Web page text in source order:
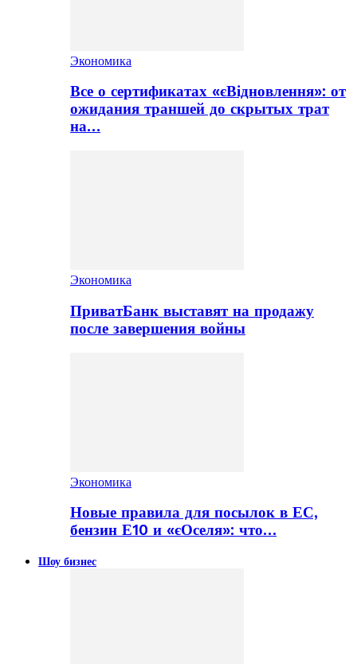
Экономика
Все о сертификатах «єВідновлення»: от
ожидания траншей до скрытых трат
на…
Экономика
ПриватБанк выставят на продажу
после завершения войны
Экономика
Новые правила для посылок в ЕС,
бензин Е10 и «єОселя»: что…
Шоу бизнес